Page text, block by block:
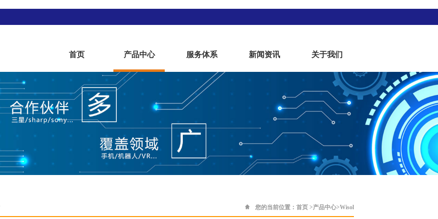
首页 产品中心 服务体系 新闻资讯 关于我们
您的当前位置： 首页 >产品中心>Wisol